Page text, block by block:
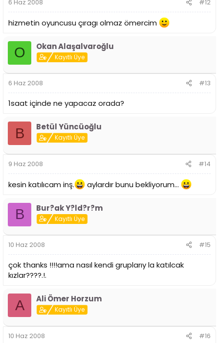
6 Haz 2008 #12
hizmetin oyuncusu çıragı olmaz ömercim
O Okan Alaşalvaroğlu
Kayıtlı Üye
6 Haz 2008 #13
1saat içinde ne yapacaz orada?
B Betül Yüncüoğlu
Kayıtlı Üye
9 Haz 2008 #14
kesin katılıcam inş. aylardır bunu bekliyorum...
B Bur?ak Y?ld?r?m
Kayıtlı Üye
10 Haz 2008 #15
çok thanks !!!!ama nasıl kendi gruplarıy la katılcak
kızlar????.!.
A Ali Ömer Horzum
Kayıtlı Üye
10 Haz 2008 #16